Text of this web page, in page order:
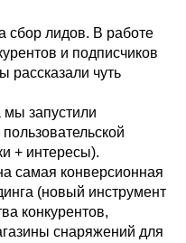
сбор лидов. В работе
и подписчиков
рассказали чуть
мы запустили
+ интересы).
самая конверсионная
(новый инструмент
конкурентов,
снаряжений для